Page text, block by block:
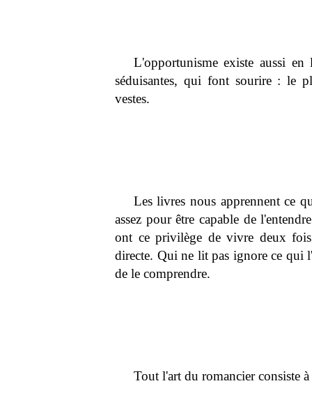
L'opportunisme existe aussi
séduisantes, qui font sourire : le
vestes.
Les livres nous apprennent ce
assez pour être capable de
ont ce privilège de vivre deux
directe. Qui ne lit pas ignore ce qui
de le comprendre.
Tout l'art du romancier consiste